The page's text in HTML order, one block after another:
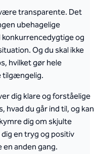
transparente. Det
ubehagelige
og
Og du skal ikke
hvilket gør hele
tilgængelig.
dig klare og forståelige
hvad du går ind til, og kan
dig om skjulte
en tryg og positiv
anden gang.